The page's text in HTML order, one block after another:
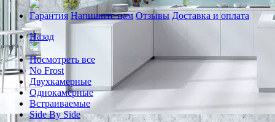
Гарантия Напишите нам Отзывы Доставка и оплата
Назад
Посмотреть все
No Frost
Двухкамерные
Однокамерные
Встраиваемые
Side By Side